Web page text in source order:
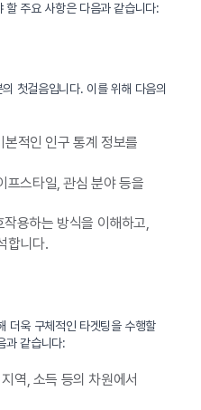
할 주요 사항은 다음과 같습니다:
첫걸음입니다. 이를 위해 다음의
본적인 인구 통계 정보를
프스타일, 관심 분야 등을
용하는 방식을 이해하고,
합니다.
더욱 구체적인 타겟팅을 수행할
과 같습니다:
역, 소득 등의 차원에서